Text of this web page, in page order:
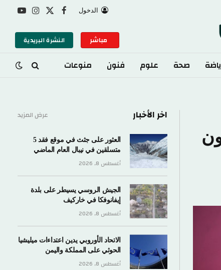
الدخول فيسبوك الانستغراميوتيوب
النشرة البريدية
صحة علوم فنون منوعات
اخر الأخبار عرض المزيد
العثور على جثث في موقع فقد 5
متسلقين في نيبال العام الماضي
أغسطس 8, 2026
الجيش الروسي يسيطر على بلدة
إيفانوفكا في خاركيف
أغسطس 8, 2026
الاتحاد الأوروبي يدين اعتداءات ميليشيا
الحوثي على المملكة واليمن
أغسطس 8, 2026